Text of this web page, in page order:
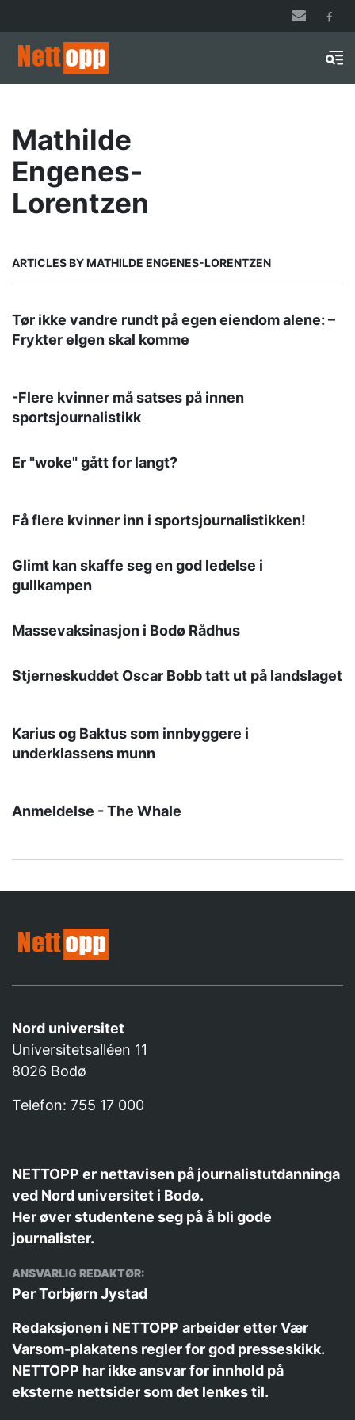
til
hovedinnhold
Mathilde
Engenes-
Lorentzen
ARTICLES BY MATHILDE ENGENES-LORENTZEN
Tør ikke vandre rundt på egen eiendom alene: –
Frykter elgen skal komme
-Flere kvinner må satses på innen
sportsjournalistikk
Er "woke" gått for langt?
Få flere kvinner inn i sportsjournalistikken!
Glimt kan skaffe seg en god ledelse i
gullkampen
Massevaksinasjon i Bodø Rådhus
Stjerneskuddet Oscar Bobb tatt ut på landslaget
Karius og Baktus som innbyggere i
underklassens munn
Anmeldelse - The Whale
Nord universitet
Universitetsalléen 11
8026 Bodø
Telefon: 755 17 000
NETTOPP er nettavisen på journalistutdanninga
ved Nord universitet i Bodø.
Her øver studentene seg på å bli gode
journalister.
ANSVARLIG REDAKTØR:
Per Torbjørn Jystad
Redaksjonen i NETTOPP arbeider etterVær
Varsom-plakatens regler for god presseskikk.
NETTOPP har ikke ansvar for innhold på
eksterne nettsider som det lenkes til.